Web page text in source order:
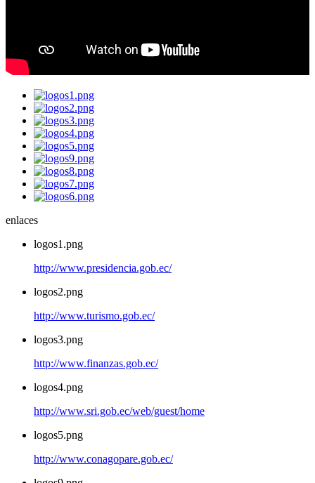
enlaces
logos1.png
http://www.presidencia.gob.ec/
logos2.png
http://www.turismo.gob.ec/
logos3.png
http://www.finanzas.gob.ec/
logos4.png
http://www.sri.gob.ec/web/guest/home
logos5.png
http://www.conagopare.gob.ec/